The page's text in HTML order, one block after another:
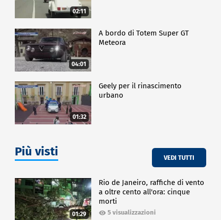
02:11
04:01
A bordo di Totem Super GT
Meteora
01:32
Geely per il rinascimento
urbano
Più visti VEDI TUTTI
01:29
Rio de Janeiro, raffiche di vento
a oltre cento all'ora: cinque
morti
5 visualizzazioni